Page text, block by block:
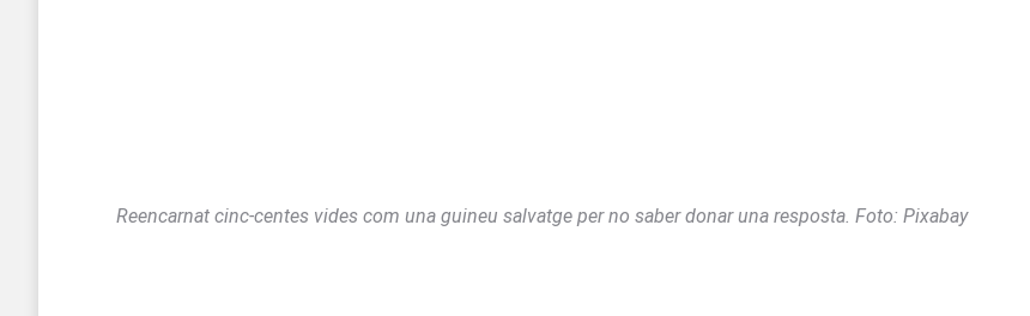
Reencarnat cinc-centes vides com una guineu salvatge per no saber donar una resposta. Foto: Pixabay